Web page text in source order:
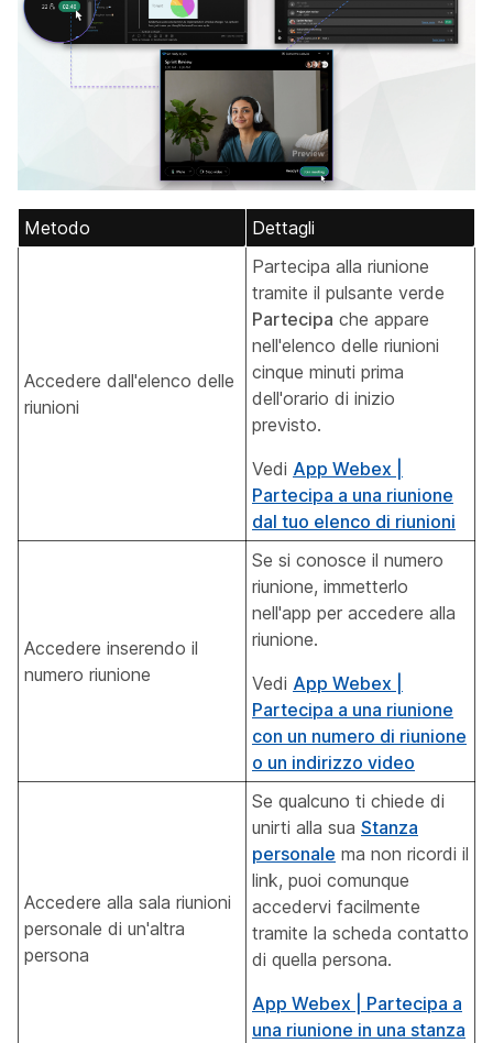
Metodo Dettagli
Accedere dall'elenco delle
riunioni
Partecipa alla riunione
tramite il pulsante verde
Partecipa che appare
nell'elenco delle riunioni
cinque minuti prima
dell'orario di inizio
previsto.
Vedi App Webex |
Partecipa a una riunione
dal tuo elenco di riunioni
Accedere inserendo il
numero riunione
Se si conosce il numero
riunione, immetterlo
nell'app per accedere alla
riunione.
Vedi App Webex |
Partecipa a una riunione
con un numero di riunione
o un indirizzo video
Accedere alla sala riunioni
personale di un'altra
persona
Se qualcuno ti chiede di
unirti alla sua Stanza
personale ma non ricordi il
link, puoi comunque
accedervi facilmente
tramite la scheda contatto
di quella persona.
App Webex | Partecipa a
una riunione in una stanza